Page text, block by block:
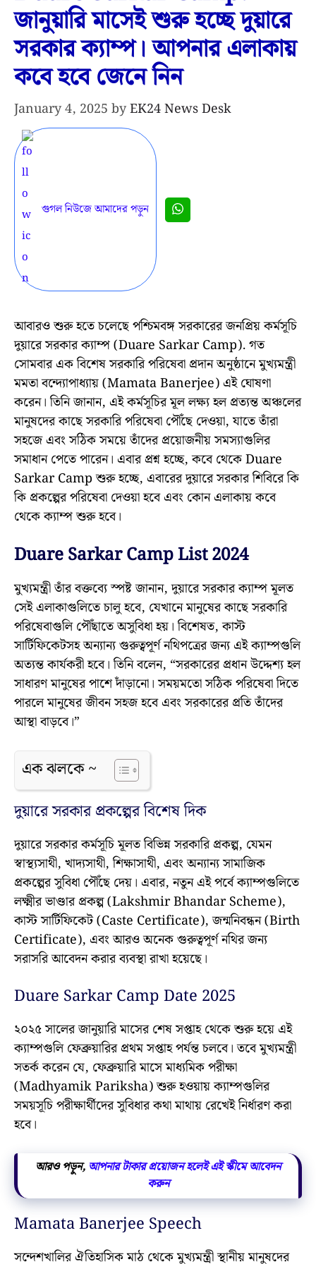
জানুয়ারি মাসেই শুরু হচ্ছে দুয়ারে
সরকার ক্যাম্প। আপনার এলাকায়
কবে হবে জেনে নিন
January 4, 2025 byEK24 News Desk
গুগল নিউজে আমাদের পড়ুন
আবারও শুরু হতে চলেছে পশ্চিমবঙ্গ সরকারের জনপ্রিয় কর্মসূচি
দুয়ারে সরকার ক্যাম্প (Duare Sarkar Camp). গত
সোমবার এক বিশেষ সরকারি পরিষেবা প্রদান অনুষ্ঠানে মুখ্যমন্ত্রী
মমতা বন্দ্যোপাধ্যায় (Mamata Banerjee) এই ঘোষণা
করেন। তিনি জানান, এই কর্মসূচির মূল লক্ষ্য হল প্রত্যন্ত অঞ্চলের
মানুষদের কাছে সরকারি পরিষেবা পৌঁছে দেওয়া, যাতে তাঁরা
সহজে এবং সঠিক সময়ে তাঁদের প্রয়োজনীয় সমস্যাগুলির
সমাধান পেতে পারেন। এবার প্রশ্ন হচ্ছে, কবে থেকে Duare
Sarkar Camp শুরু হচ্ছে, এবারের দুয়ারে সরকার শিবিরে কি
কি প্রকল্পের পরিষেবা দেওয়া হবে এবং কোন এলাকায় কবে
থেকে ক্যাম্প শুরু হবে।
Duare Sarkar Camp List 2024
মুখ্যমন্ত্রী তাঁর বক্তব্যে স্পষ্ট জানান, দুয়ারে সরকার ক্যাম্প মূলত
সেই এলাকাগুলিতে চালু হবে, যেখানে মানুষের কাছে সরকারি
পরিষেবাগুলি পৌঁছাতে অসুবিধা হয়। বিশেষত, কাস্ট
সার্টিফিকেটসহ অন্যান্য গুরুত্বপূর্ণ নথিপত্রের জন্য এই ক্যাম্পগুলি
অত্যন্ত কার্যকরী হবে। তিনি বলেন, “সরকারের প্রধান উদ্দেশ্য হল
সাধারণ মানুষের পাশে দাঁড়ানো। সময়মতো সঠিক পরিষেবা দিতে
পারলে মানুষের জীবন সহজ হবে এবং সরকারের প্রতি তাঁদের
আস্থা বাড়বে।”
এক ঝলকে ~
দুয়ারে সরকার প্রকল্পের বিশেষ দিক
দুয়ারে সরকার কর্মসূচি মূলত বিভিন্ন সরকারি প্রকল্প, যেমন
স্বাস্থ্যসাথী, খাদ্যসাথী, শিক্ষাসাথী, এবং অন্যান্য সামাজিক
প্রকল্পের সুবিধা পৌঁছে দেয়। এবার, নতুন এই পর্বে ক্যাম্পগুলিতে
লক্ষ্মীর ভাণ্ডার প্রকল্প (Lakshmir Bhandar Scheme),
কাস্ট সার্টিফিকেট (Caste Certificate), জন্মনিবন্ধন (Birth
Certificate), এবং আরও অনেক গুরুত্বপূর্ণ নথির জন্য
সরাসরি আবেদন করার ব্যবস্থা রাখা হয়েছে।
Duare Sarkar Camp Date 2025
২০২৫ সালের জানুয়ারি মাসের শেষ সপ্তাহ থেকে শুরু হয়ে এই
ক্যাম্পগুলি ফেব্রুয়ারির প্রথম সপ্তাহ পর্যন্ত চলবে। তবে মুখ্যমন্ত্রী
সতর্ক করেন যে, ফেব্রুয়ারি মাসে মাধ্যমিক পরীক্ষা
(Madhyamik Pariksha) শুরু হওয়ায় ক্যাম্পগুলির
সময়সূচি পরীক্ষার্থীদের সুবিধার কথা মাথায় রেখেই নির্ধারণ করা
হবে।
আরও পড়ুন, আপনার টাকার প্রয়োজন হলেই এই স্কীমে আবেদন
করুন
Mamata Banerjee Speech
সন্দেশখালির ঐতিহাসিক মাঠ থেকে মুখ্যমন্ত্রী স্থানীয় মানুষদের